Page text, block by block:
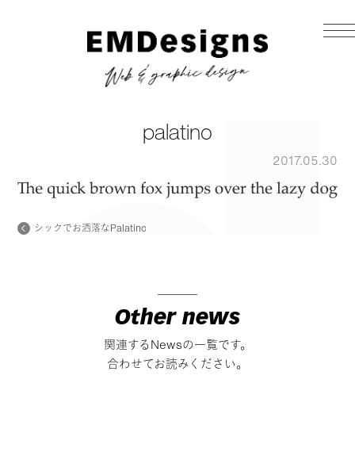
palatino
2017.05.30
シックでお洒落なPalatino
Other news
関連するNewsの一覧です。
合わせてお読みください。